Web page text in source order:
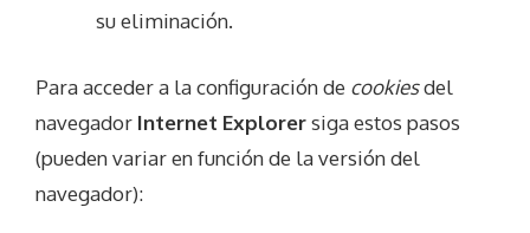
su eliminación.
Para acceder a la configuración de cookiesdel
navegador Internet Explorersiga estos pasos
(pueden variar en función de la versión del
navegador):